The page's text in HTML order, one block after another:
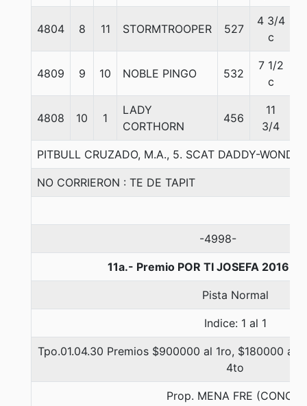
4804 8 11 STORMTROOPER 527
4 3/4
c
4809 9 10 NOBLE PINGO 532
7 1/2
c
4808 10 1
LADY
CORTHORN
456
11
3/4
PITBULL CRUZADO, M.A., 5. SCAT DADDY-
NO CORRIERON : TE DE TAPIT
-4998-
11a.- Premio POR TI JOSEFA 2016,
Pista Normal
Indice: 1 al 1
Tpo.01.04.30 Premios $900000 al 1ro, $180000 al
4to
Prop. MENA FRE (CONCE)